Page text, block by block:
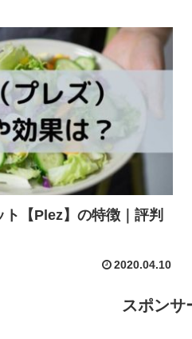
【Plez】の特徴｜評判
2020.04.10
スポンサ